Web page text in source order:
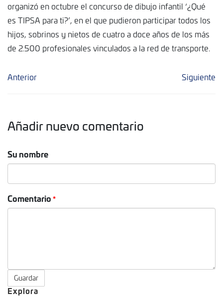
organizó en octubre el concurso de dibujo infantil ‘¿Qué
es TIPSA para ti?’, en el que pudieron participar todos los
hijos, sobrinos y nietos de cuatro a doce años de los más
de 2.500 profesionales vinculados a la red de transporte.
Anterior Siguiente
Añadir nuevo comentario
Su nombre
Comentario
Guardar
Explora